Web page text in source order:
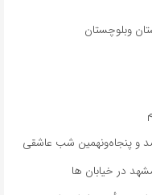
و پنجاه‌ونهمین شب عاشقی
در خیابان ها